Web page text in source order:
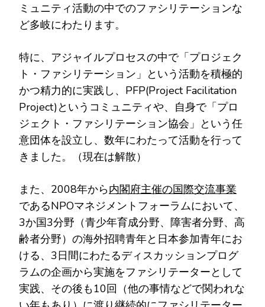
ミュニティ活動の中でのファシリテーションな
ど多岐にわたります。
特に、アジャイルプロセスの中で「プロジェク
ト・ファシリテーション」という活動を積極的
かつ精力的に実践し、PFP(Project Facilitation
Project)というコミュニティや、自身で「プロ
ジェクト・ファシリテーション協会」という任
意団体を設立し、数年にわたって活動を行って
きました。（現在は解散）
また、2008年から内閣府主催の国際交流事業
であるNPOマネジメントフォーラムにおいて、
3か国3分野（青少年育成分野、障害者分野、高
齢者分野）の海外招聘青年と日本参加青年にお
ける、3日間にわたるディスカッションプログ
ラムの企画から実施をファシリテーターとして
実践、その後も10回（他の事情などで関われな